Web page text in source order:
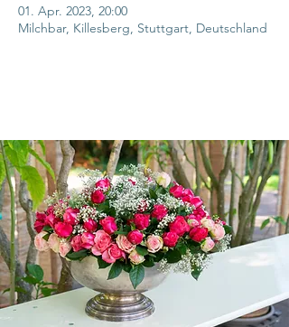
01. Apr. 2023, 20:00
Milchbar, Killesberg, Stuttgart, Deutschland